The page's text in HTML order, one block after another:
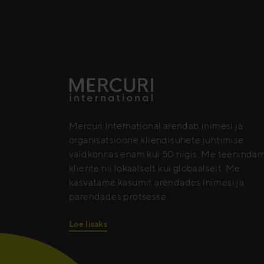
Mercuri International arendab inimesi ja
organisatsioone kliendisuhete juhtimise
valdkonnas enam kui 50 riigis. Me
kliente nii lokaalselt kui globaalselt. Me
kasvatame kasumit arendades inimesi ja
parendades protsesse.
Loe lisaks